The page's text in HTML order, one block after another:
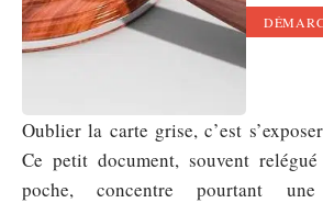
Oublier la carte grise, c’est
Ce petit document, souvent
poche, concentre pourtant